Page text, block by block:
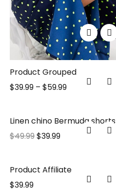
Product Grouped
$39.99 – $59.99
Linen chino Bermuda shorts
$49.99$39.99
Product Affiliate
$39.99